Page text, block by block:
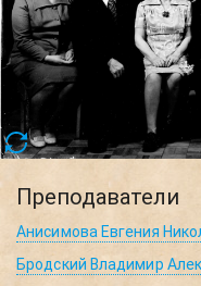
Преподаватели
Анисимова Евгения
Бродский Владимир